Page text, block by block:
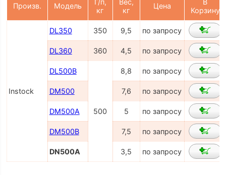
Произв. Модель
Г/п,
кг
Вес,
кг
Цена
В
Корзину
Instock
DL350 350 9,5 по запросу
DL360 360 4,5 по запросу
DL500B
500
8,8 по запросу
DM500 7,6 по запросу
DM500A 5 по запросу
DM500B 7,5 по запросу
DN500A 3,5 по запросу